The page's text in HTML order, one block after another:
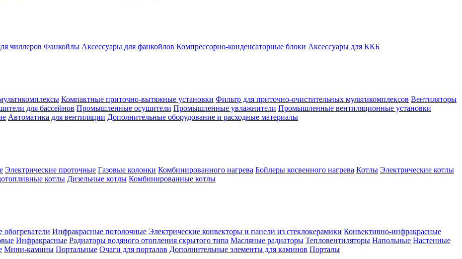
чиллеров Фанкойлы Аксессуары для фанкойлов Компрессорно-конденсаторные блоки Аксессуары для ККБ
Компактные приточно-вытяжные установки Фильтр для приточно-очистительных мультикомплексов Вентиляторы
для бассейнов Промышленные осушители Промышленные увлажнители Промышленные вентиляционные установки
Автоматика для вентиляции Дополнительные оборудование и расходные материалы
Электрические проточные Газовые колонки Комбинированного нагрева Бойлеры косвенного нагрева Котлы Электрические котлы
котлы Дизельные котлы Комбинированные котлы
Инфракрасные потолочные Электрические конвекторы и панели из стеклокерамики Конвективно-инфракрасные
Инфракрасные Радиаторы водяного отопления скрытого типа Масляные радиаторы Тепловентиляторы Напольные Настенные
Мини-камины Портальные Очаги для порталов Дополнительные элементы для каминов Порталы